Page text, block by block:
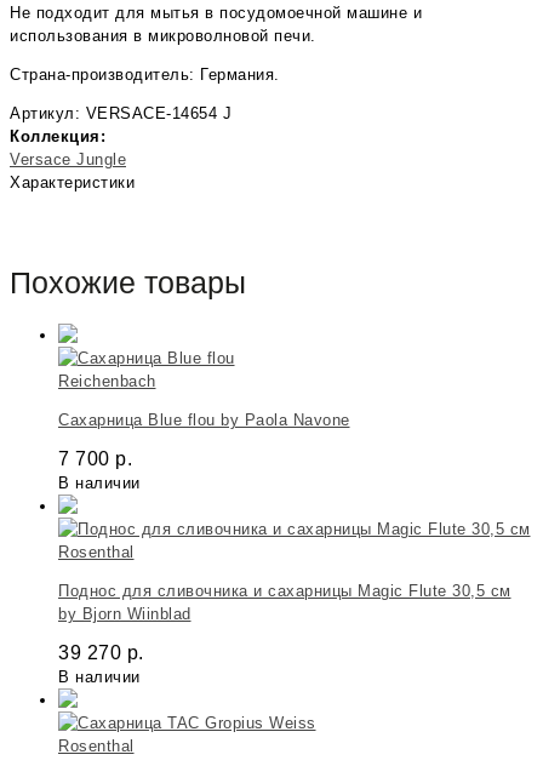
Не подходит для мытья в посудомоечной машине и
использования в микроволновой печи.
Страна-производитель: Германия.
Артикул: VERSACE-14654 J
Коллекция:
Versace Jungle
Характеристики
Похожие товары
Reichenbach
Сахарница Blue flou by Paola Navone
7 700 р.
В наличии
Rosenthal
Поднос для сливочника и сахарницы Magic Flute 30,5 см
by Bjorn Wiinblad
39 270 р.
В наличии
Rosenthal